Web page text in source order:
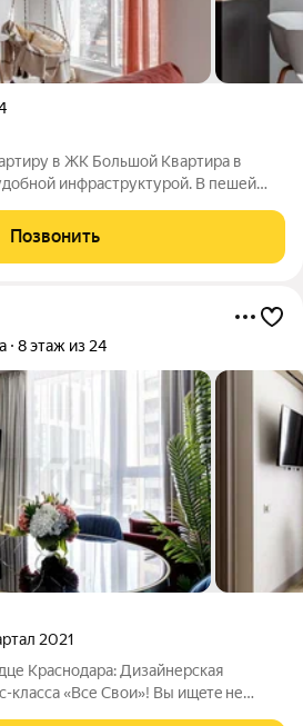
в ЖК Большой Квартира в
инфраструктурой. В пешей
торговый центр. Закрытая
Позвонить
8 этаж из 24
2021
Краcнодaра: Дизайнеpская
классa «Все Свои»! Вы ищeтe не